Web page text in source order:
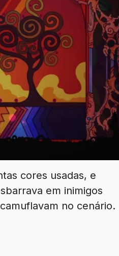
cores usadas, e
em inimigos
no cenário.